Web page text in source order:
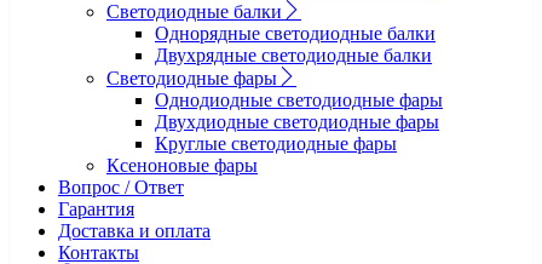
Светодиодные балки
Однорядные светодиодные балки
Двухрядные светодиодные балки
Светодиодные фары
Однодиодные светодиодные фары
Двухдиодные светодиодные фары
Круглые светодиодные фары
Ксеноновые фары
Вопрос / Ответ
Гарантия
Доставка и оплата
Контакты